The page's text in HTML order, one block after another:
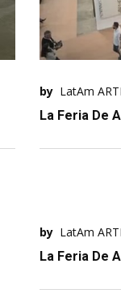
by LatAm
La Feria De
by LatAm
La Feria De